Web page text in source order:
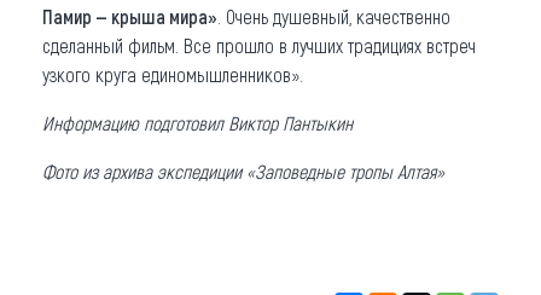
Памир — крыша мира» . Очень душевный, качественно
сделанный фильм. Все прошло в лучших традициях встреч
узкого круга единомышленников».
Информацию подготовил Виктор Пантыкин
Фото из архива экспедиции «Заповедные тропы Алтая»